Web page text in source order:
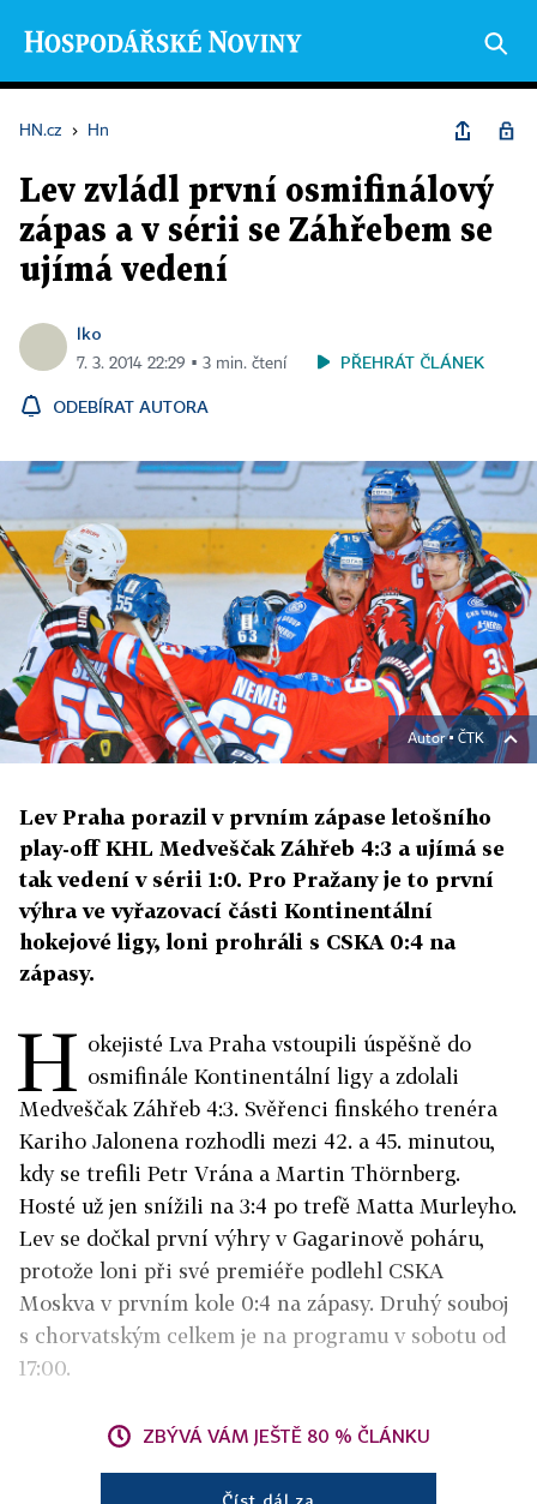
HN.cz › Hn
Lev zvládl první osmifinálový
zápas a v sérii se Záhřebem se
ujímá vedení
lko
7. 3. 2014 22:29 ▪ 3 min. čtení PŘEHRÁT ČLÁNEK
ODEBÍRAT AUTORA
Autor ▪ ČTK
Lev Praha porazil v prvním zápase letošního
play-off KHL Medveščak Záhřeb 4:3 a ujímá se
tak vedení v sérii 1:0. Pro Pražany je to první
výhra ve vyřazovací části Kontinentální
hokejové ligy, loni prohráli s CSKA 0:4 na
zápasy.
H okejisté Lva Praha vstoupili úspěšně do
osmifinále Kontinentální ligy a zdolali
Medveščak Záhřeb 4:3. Svěřenci finského trenéra
Kariho Jalonena rozhodli mezi 42. a 45. minutou,
kdy se trefili Petr Vrána a Martin Thörnberg.
Hosté už jen snížili na 3:4 po trefě Matta Murleyho.
Lev se dočkal první výhry v Gagarinově poháru,
protože loni při své premiéře podlehl CSKA
Moskva v prvním kole 0:4 na zápasy. Druhý souboj
s chorvatským celkem je na programu v sobotu od
17:00.
ZBÝVÁ VÁM JEŠTĚ 80 % ČLÁNKU
Číst dál za